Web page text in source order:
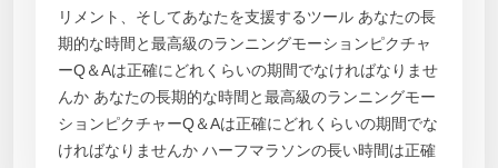
リメント、そしてあなたを支援するツール あなたの長
期的な時間と最高級のランニングモーションピクチャ
ーQ＆Aは正確にどれくらいの期間でなければなりませ
んか あなたの長期的な時間と最高級のランニングモー
ションピクチャーQ＆Aは正確にどれくらいの期間でな
ければなりませんか ハーフマラソンの長い時間は正確